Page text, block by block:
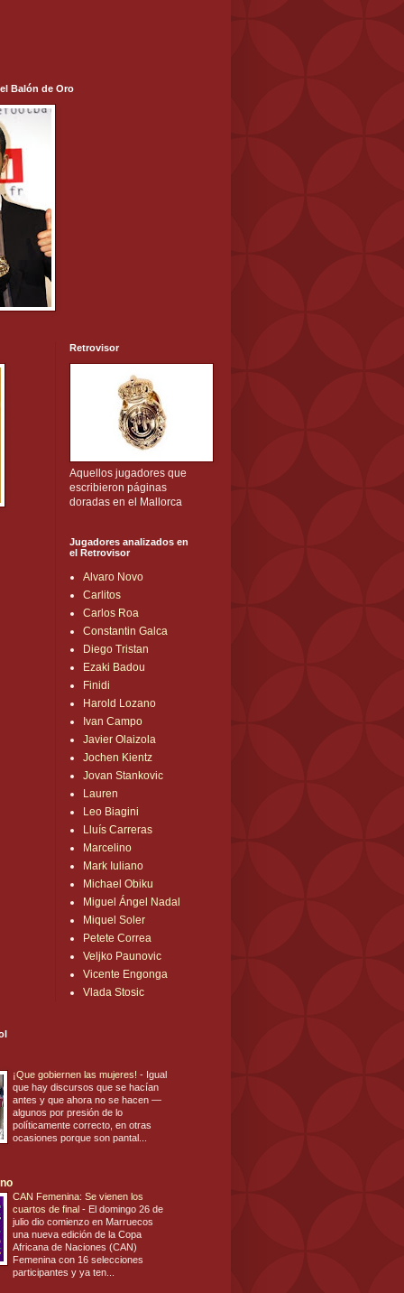
Balón de Oro
Retrovisor
Aquellos jugadores que
escribieron páginas
doradas en el Mallorca
Jugadores analizados en
el Retrovisor
Alvaro Novo
Carlitos
Carlos Roa
Constantin Galca
Diego Tristan
Ezaki Badou
Finidi
Harold Lozano
Ivan Campo
Javier Olaizola
Jochen Kientz
Jovan Stankovic
Lauren
Leo Biagini
Lluís Carreras
Marcelino
Mark Iuliano
Michael Obiku
Miguel Ángel Nadal
Miquel Soler
Petete Correa
Veljko Paunovic
Vicente Engonga
Vlada Stosic
¡Que gobiernen las mujeres! - Igual
que hay discursos que se hacían
antes y que ahora no se hacen —
algunos por presión de lo
políticamente correcto, en otras
ocasiones porque son pantal...
CAN Femenina: Se vienen los
cuartos de final - El domingo 26 de
julio dio comienzo en Marruecos
una nueva edición de la Copa
Africana de Naciones (CAN)
Femenina con 16 selecciones
participantes y ya ten...